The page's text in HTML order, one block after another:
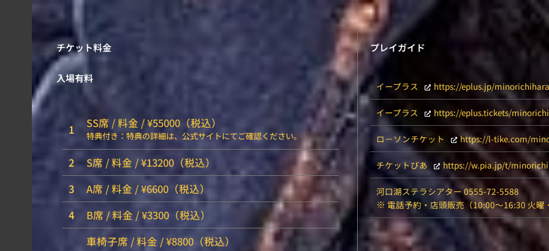
チケット料金
入場有料
1 SS席 / 料金 / ¥55000（税込）
特典付き：特典の詳細は、公式サイトにてご確認ください。
2
S席 / 料金 / ¥13200（税込）
3
A席 / 料金 / ¥6600（税込）
4
B席 / 料金 / ¥3300（税込）
車椅子席 / 料金 / ¥8800（税込）
プレイガイド
イープラス https://eplus.jp/
イープラス https://eplus.tickets/
ロ－ソンチケット https://l-tike.com/
チケットぴあ https://w.pia.jp/t/
河口湖ステラシアター 0555-72-5588
※ 電話予約・店頭販売（10:00～16:30 火曜